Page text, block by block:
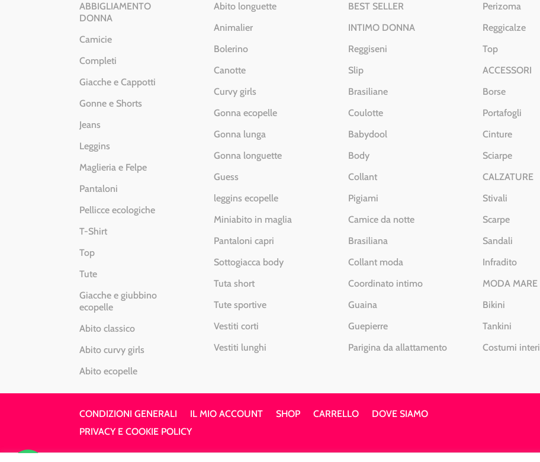
ABBIGLIAMENTO
DONNA
Camicie
Completi
Giacche e Cappotti
Gonne e Shorts
Jeans
Leggins
Maglieria e Felpe
Pantaloni
Pellicce ecologiche
T-Shirt
Top
Tute
Giacche e giubbino
ecopelle
Abito classico
Abito curvy girls
Abito ecopelle
Abito longuette
Animalier
Bolerino
Canotte
Curvy girls
Gonna ecopelle
Gonna lunga
Gonna longuette
Guess
leggins ecopelle
Miniabito in maglia
Pantaloni capri
Sottogiacca body
Tuta short
Tute sportive
Vestiti corti
Vestiti lunghi
BEST SELLER
INTIMO DONNA
Reggiseni
Slip
Brasiliane
Coulotte
Babydool
Body
Collant
Pigiami
Camice da notte
Brasiliana
Collant moda
Coordinato intimo
Guaina
Guepierre
Parigina da allattamento
Perizoma
Reggicalze
Top
ACCESSORI
Borse
Portafogli
Cinture
Sciarpe
CALZATURE
Stivali
Scarpe
Sandali
Infradito
MODA MARE
Bikini
Tankini
Costumi interi
CONDIZIONI GENERALI IL MIO ACCOUNT SHOP CARRELLO
DOVE SIAMO
PRIVACY E COOKIE POLICY